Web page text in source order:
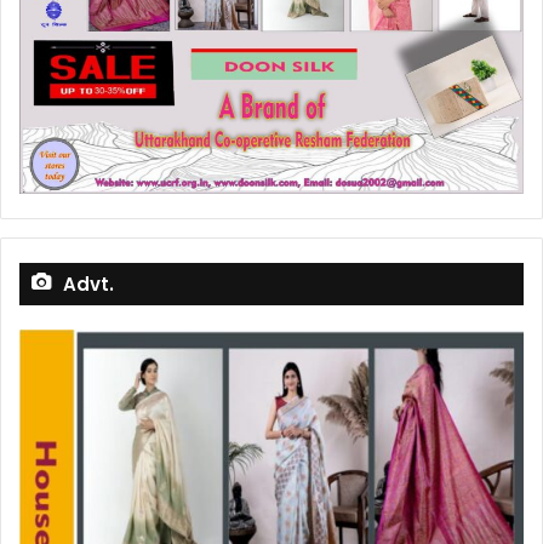
Advt.